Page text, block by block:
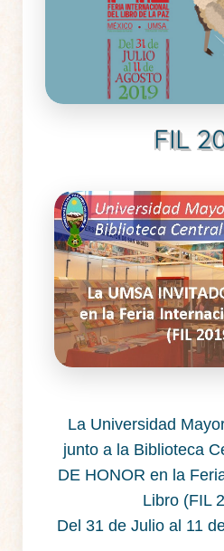
FIL
La Universidad
junto a la Biblioteca
DE HONOR en la
Libro (FIL
Del 31 de Julio al 11